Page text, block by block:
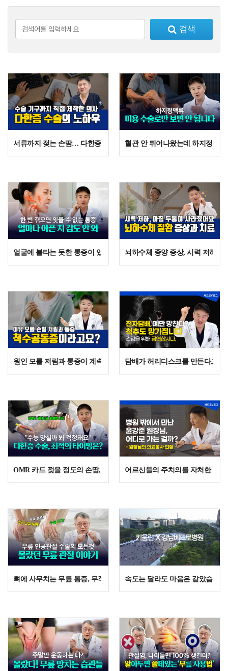
검색
서류까지 젖는 손땀… 다한증 수술에서 ‘가지신경’이 중요한 이유
혈관 안 튀어나왔는데 하지정맥
얼굴에 불타는 듯한 통증이 있는 분 주목! 삼차신경통의 치료법
뇌하수체 종양 증상, 시력 저하와
원인 모를 저림과 통증이 계속된다면? 척수공동증, MRI로 발견되는 희
담배가 허리디스크를 만든다고?
OMR 카드 젖을 정도의 손땀, 수능 전 다한증 수술 괜찮을까?
어르신들의 주치의를 자처한 윤
뼈에 사무치는 무릎 통증, 무작정 참았다가 평생 후회하는 결정적인 이
속도는 달라도 마음은 같았습니다